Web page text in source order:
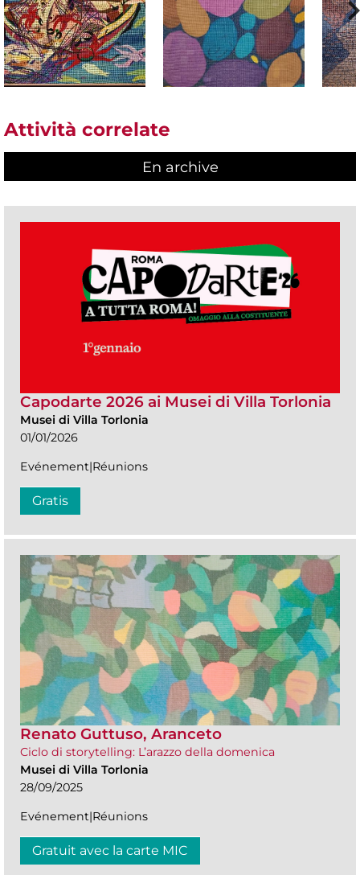
Attività correlate
En archive
Capodarte 2026 ai Musei di Villa Torlonia
Musei di Villa Torlonia
01/01/2026
Evénement|Réunions
Gratis
Renato Guttuso, Aranceto
Ciclo di storytelling: L’arazzo della domenica
Musei di Villa Torlonia
28/09/2025
Evénement|Réunions
Gratuit avec la carte MIC